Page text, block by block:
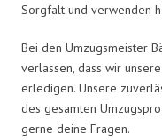
Sorgfalt und verwenden
Bei den Umzugsmeister
verlassen, dass wir
erledigen. Unsere
des gesamten
gerne deine Fragen.